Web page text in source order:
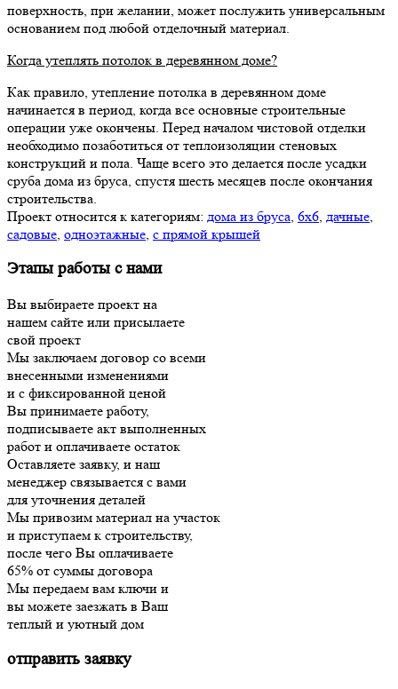
поверхность, при желании, может послужить универсальным
основанием под любой отделочный материал.
Когда утеплять потолок в деревянном доме?
Как правило, утепление потолка в деревянном доме
начинается в период, когда все основные строительные
операции уже окончены. Перед началом чистовой отделки
необходимо позаботиться от теплоизоляции стеновых
конструкций и пола. Чаще всего это делается после усадки
сруба дома из бруса, спустя шесть месяцев после окончания
строительства.
Проект относится к категориям: дома из бруса 6х6 дачные
садовые одноэтажные с прямой крышей
Этапы работы с нами
Вы выбираете проект на
нашем сайте или присылаете
свой проект
Мы заключаем договор со всеми
внесенными изменениями
и с фиксированной ценой
Вы принимаете работу,
подписываете акт выполненных
работ и оплачиваете остаток
Оставляете заявку, и наш
менеджер связывается с вами
для уточнения деталей
Мы привозим материал на участок
и приступаем к строительству,
после чего Вы оплачиваете
65% от суммы договора
Мы передаем вам ключи и
вы можете заезжать в Ваш
теплый и уютный дом
отправить заявку